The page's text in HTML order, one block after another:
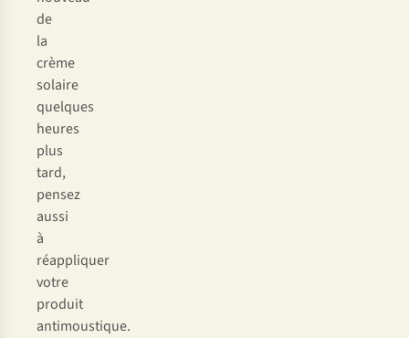
de
la
crème
solaire
quelques
heures
plus
tard,
pensez
aussi
à
réappliquer
votre
produit
antimoustique.